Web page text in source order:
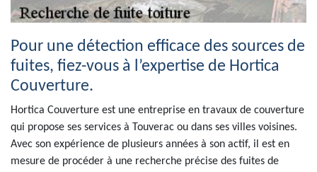
Pour une détection efficace des sources de
fuites, fiez-vous à l’expertise de Hortica
Couverture.
Hortica Couverture est une entreprise en travaux de couverture
qui propose ses services à Touverac ou dans ses villes voisines.
Avec son expérience de plusieurs années à son actif, il est en
mesure de procéder à une recherche précise des fuites de